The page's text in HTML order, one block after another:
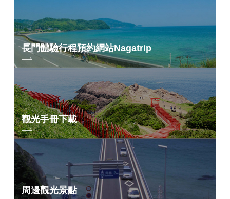
長門體驗行程預約網站Nagatrip
觀光手冊下載
周邊觀光景點